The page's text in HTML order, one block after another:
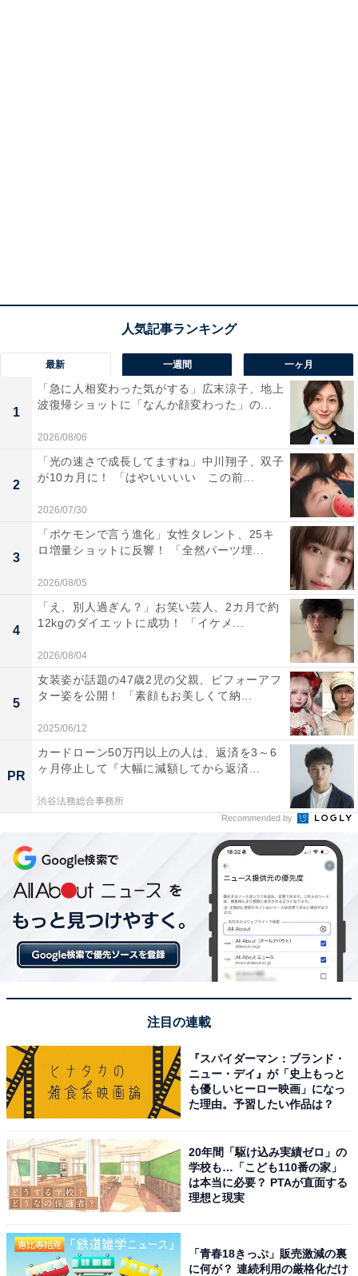
最新 一週間 一ヶ月
1
「急に人相変わった気がする」広末涼子、地上
波復帰ショットに「なんか顔変わった」の...
2026/08/06
2
「光の速さで成長してますね」中川翔子、双子
が10カ月に！ 「はやいいいい この前...
2026/07/30
3
「ポケモンで言う進化」女性タレント、25キ
ロ増量ショットに反響！ 「全然パーツ埋...
2026/08/05
4
「え、別人過ぎん？」お笑い芸人、2カ月で約
12kgのダイエットに成功！ 「イケメ...
2026/08/04
5
女装姿が話題の47歳2児の父親、ビフォーアフ
ター姿を公開！ 「素顔もお美しくて納...
2025/06/12
PR
カードローン50万円以上の人は、返済を3～6
ヶ月停止して『大幅に減額してから返済...
渋谷法務総合事務所
Recommended by
注目の連載
『スパイダーマン：ブランド・
ニュー・デイ』が「史上もっと
も優しいヒーロー映画」になっ
た理由。予習したい作品は？
20年間「駆け込み実績ゼロ」の
学校も…「こども110番の家」
は本当に必要？ PTAが直面する
理想と現実
「青春18きっぷ」販売激減の裏
に何が？ 連続利用の厳格化だけ